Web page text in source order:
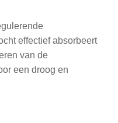
effectief absorbeert
van de
een droog en